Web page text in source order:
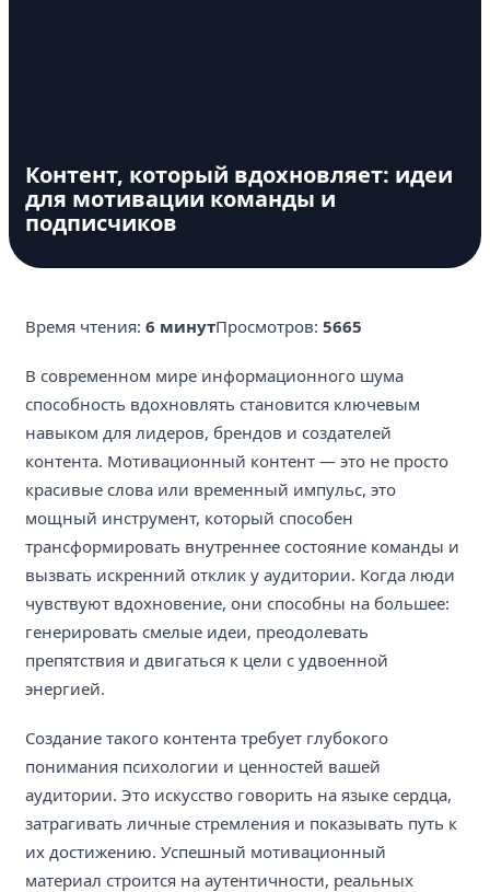
Контент, который вдохновляет: идеи
для мотивации команды и
подписчиков
Время чтения: 6 минутПросмотров: 5665
В современном мире информационного шума
способность вдохновлять становится ключевым
навыком для лидеров, брендов и создателей
контента. Мотивационный контент — это не просто
красивые слова или временный импульс, это
мощный инструмент, который способен
трансформировать внутреннее состояние команды и
вызвать искренний отклик у аудитории. Когда люди
чувствуют вдохновение, они способны на большее:
генерировать смелые идеи, преодолевать
препятствия и двигаться к цели с удвоенной
энергией.
Создание такого контента требует глубокого
понимания психологии и ценностей вашей
аудитории. Это искусство говорить на языке сердца,
затрагивать личные стремления и показывать путь к
их достижению. Успешный мотивационный
материал строится на аутентичности, реальных